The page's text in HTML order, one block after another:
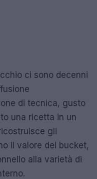
ci sono decenni
di tecnica, gusto
una ricetta in un
gli
il valore del bucket,
alla varietà di